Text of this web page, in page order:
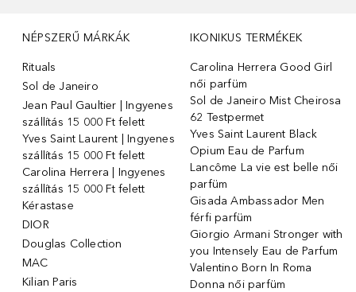
NÉPSZERŰ MÁRKÁK
Rituals
Sol de Janeiro
Jean Paul Gaultier | Ingyenes
szállítás 15 000 Ft felett
Yves Saint Laurent | Ingyenes
szállítás 15 000 Ft felett
Carolina Herrera | Ingyenes
szállítás 15 000 Ft felett
Kérastase
DIOR
Douglas Collection
MAC
Kilian Paris
IKONIKUS TERMÉKEK
Carolina Herrera Good Girl
női parfüm
Sol de Janeiro Mist Cheirosa
62 Testpermet
Yves Saint Laurent Black
Opium Eau de Parfum
Lancôme La vie est belle női
parfüm
Gisada Ambassador Men
férfi parfüm
Giorgio Armani Stronger with
you Intensely Eau de Parfum
Valentino Born In Roma
Donna női parfüm